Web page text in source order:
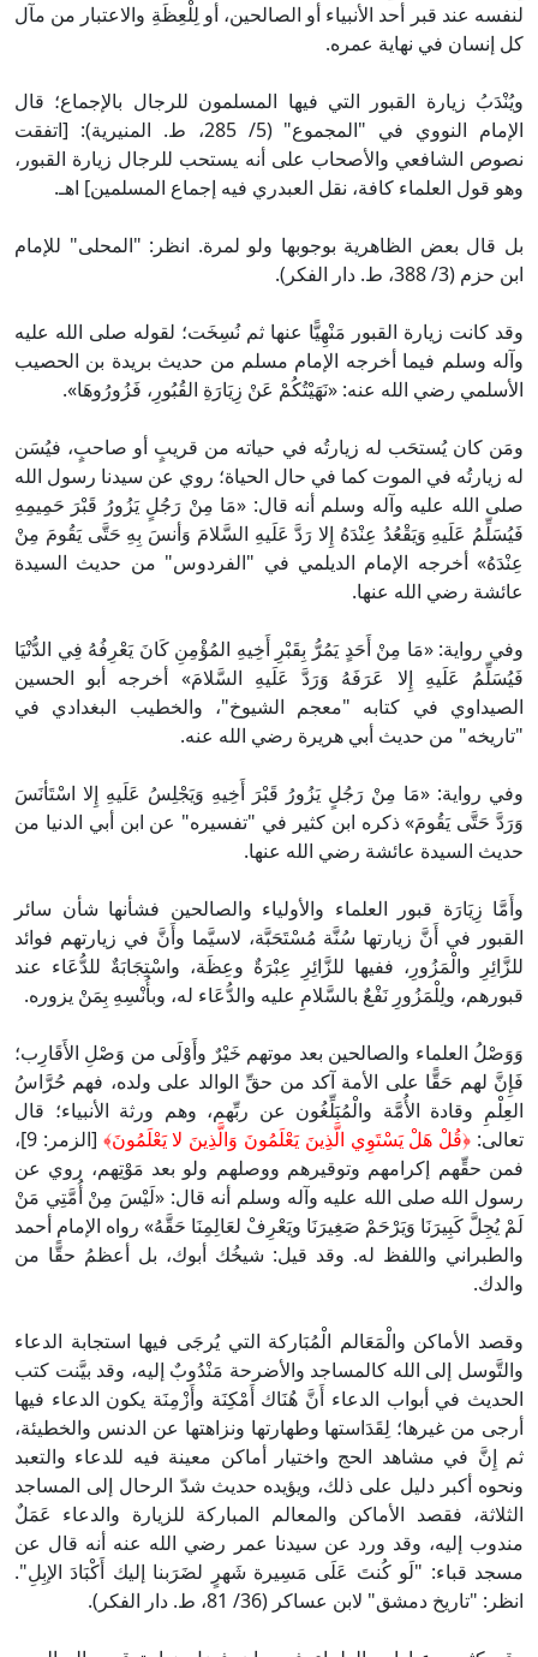
لنفسه عند قبر أحد الأنبياء أو الصالحين، أو لِلْعِظَةِ والاعتبار من مآل
كل إنسان في نهاية عمره.
ويُنْدَبُ زيارة القبور التي فيها المسلمون للرجال بالإجماع؛ قال
الإمام النووي في "المجموع" (5/ 285، ط. المنيرية): [اتفقت
نصوص الشافعي والأصحاب على أنه يستحب للرجال زيارة القبور،
وهو قول العلماء كافة، نقل العبدري فيه إجماع المسلمين] اهـ.
بل قال بعض الظاهرية بوجوبها ولو لمرة. انظر: "المحلى" للإمام
ابن حزم (3/ 388، ط. دار الفكر).
وقد كانت زيارة القبور مَنْهِيًّا عنها ثم نُسِخَت؛ لقوله صلى الله عليه
وآله وسلم فيما أخرجه الإمام مسلم من حديث بريدة بن الحصيب
الأسلمي رضي الله عنه: «نَهَيْتُكُمْ عَنْ زِيَارَةِ القُبُورِ، فَزُورُوهَا».
ومَن كان يُستحَب له زيارتُه في حياته من قريبٍ أو صاحبٍ، فيُسَن
له زيارتُه في الموت كما في حال الحياة؛ روي عن سيدنا رسول الله
صلى الله عليه وآله وسلم أنه قال: «مَا مِنْ رَجُلٍ يَزُورُ قَبْرَ حَمِيمِهِ
فَيُسَلِّمُ عَلَيهِ وَيَقْعُدُ عِنْدَهُ إِلا رَدَّ عَلَيهِ السَّلامَ وَأنسَ بِهِ حَتَّى يَقُومَ مِنْ
عِنْدَهُ» أخرجه الإمام الديلمي في "الفردوس" من حديث السيدة
عائشة رضي الله عنها.
وفي رواية: «مَا مِنْ أَحَدٍ يَمُرُّ بِقَبْرِ أَخِيهِ المُؤْمِنِ كَانَ يَعْرِفُهُ فِي الدُّنْيَا
فَيُسَلِّمُ عَلَيهِ إِلا عَرَفَهُ وَرَدَّ عَلَيهِ السَّلامَ» أخرجه أبو الحسين
الصيداوي في كتابه "معجم الشيوخ"، والخطيب البغدادي في
"تاريخه" من حديث أبي هريرة رضي الله عنه.
وفي رواية: «مَا مِنْ رَجُلٍ يَزُورُ قَبْرَ أَخِيهِ وَيَجْلِسُ عَلَيهِ إِلا اسْتَأنَسَ
وَرَدَّ حَتَّى يَقُومَ» ذكره ابن كثير في "تفسيره" عن ابن أبي الدنيا من
حديث السيدة عائشة رضي الله عنها.
وأَمَّا زِيَارَة قبور العلماء والأولياء والصالحين فشأنها شأن سائر
القبور في أَنَّ زيارتها سُنَّة مُسْتَحَبَّة، لاسيَّما وأَنَّ في زيارتهم فوائد
للزَّائِرِ والْمَزُورِ، ففيها للزَّائِرِ عِبْرَةٌ وعِظَة، واسْتِجَابَةٌ للدُّعَاء عند
قبورهم، ولِلْمَزُورِ نَفْعٌ بالسَّلامِ عليه والدُّعَاء له، وبأُنْسِهِ بِمَنْ يزوره.
وَوَصْلُ العلماء والصالحين بعد موتهم خَيْرٌ وأَوْلَى من وَصْلِ الأَقَارِب؛
فَإِنَّ لهم حَقًّا على الأمة آكد من حقِّ الوالد على ولده، فهم حُرَّاسُ
العِلْمِ وقادة الأُمَّة والْمُبَلِّغُون عن ربِّهم، وهم ورثة الأنبياء؛ قال
تعالى: ﴿قُلْ هَلْ يَسْتَوِي الَّذِينَ يَعْلَمُونَ وَالَّذِينَ لا يَعْلَمُونَ﴾
[الزمر: 9]،
فمن حقِّهم إكرامهم وتوقيرهم ووصلهم ولو بعد مَوْتِهم، روي عن
رسول الله صلى الله عليه وآله وسلم أنه قال: «لَيْسَ مِنْ أُمَّتِي مَنْ
لَمْ يُجِلَّ كَبِيرَنَا وَيَرْحَمْ صَغِيرَنَا ويَعْرِفْ لعَالِمِنَا حَقَّهُ» رواه الإمام أحمد
والطبراني واللفظ له. وقد قيل: شيخُك أبوك، بل أعظمُ حقًّا من
والدك.
وقصد الأماكن والْمَعَالم الْمُبَاركة التي يُرجَى فيها استجابة الدعاء
والتَّوسل إلى الله كالمساجد والأضرحة مَنْدُوبٌ إليه، وقد بيَّنت كتب
الحديث في أبواب الدعاء أَنَّ هُنَاك أَمْكِنَة وأَزْمِنَة يكون الدعاء فيها
أرجى من غيرها؛ لِقَدَاستها وطهارتها ونزاهتها عن الدنس والخطيئة،
ثم إِنَّ في مشاهد الحج واختيار أماكن معينة فيه للدعاء والتعبد
ونحوه أكبر دليل على ذلك، ويؤيده حديث شدّ الرحال إلى المساجد
الثلاثة، فقصد الأماكن والمعالم المباركة للزيارة والدعاء عَمَلٌ
مندوب إليه، وقد ورد عن سيدنا عمر رضي الله عنه أنه قال عن
مسجد قباء: "لَو كُنتَ عَلَى مَسِيرة شَهرٍ لضَرَبنا إليك أَكْبَادَ الإبِلِ".
انظر: "تاريخ دمشق" لابن عساكر (36/ 81، ط. دار الفكر).